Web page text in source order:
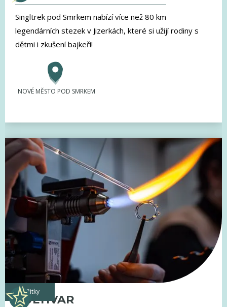
Singltrek pod Smrkem nabízí více než 80 km
legendárních stezek v Jizerkách, které si užijí rodiny s
dětmi i zkušení bajkeři!
NOVÉ MĚSTO POD SMRKEM
zážitky
KULTIVAR